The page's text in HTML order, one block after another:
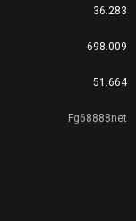
36.283
698.009
51.664
Fg68888net